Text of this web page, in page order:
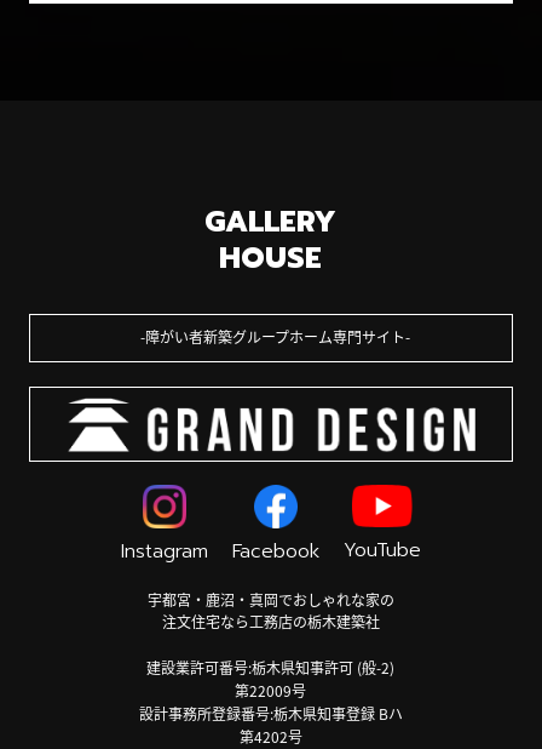
GALLERY
HOUSE
障がい者新築グループホーム専門サイト
Instagram Facebook YouTube
宇都宮・鹿沼・真岡でおしゃれな家の
注文住宅なら工務店の栃木建築社
建設業許可番号:栃木県知事許可 (般-2)
第22009号
設計事務所登録番号:栃木県知事登録 Bハ
第4202号